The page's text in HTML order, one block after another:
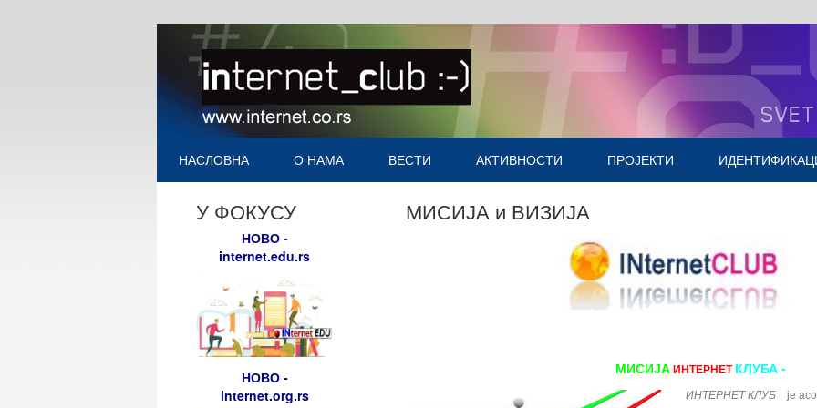
Насловна
НАСЛОВНА О НАМА ВЕСТИ АКТИВНОСТИ ПРОЈЕКТИ
У ФОКУСУ
НОВО -
internet.edu.rs
НОВО -
internet.org.rs
МИСИЈА и ВИЗИЈА
МИСИЈАИНТЕРНЕТ КЛУБА -
ИНТЕРНЕТ КЛУБ
је